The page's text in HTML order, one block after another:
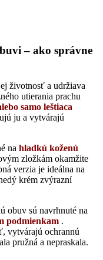
– ako správne
životnosť a udržiava
utierania prachu
samo leštiaca
ju a vytvárajú
na hladkú koženú
zložkám okamžite
verzia je ideálna na
krém zvýrazní
obuv sú navrhnuté na
podmienkam .
vytvárajú ochrannú
pružná a nepraskala.